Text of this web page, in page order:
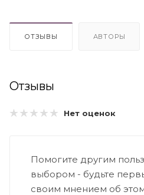
ОТЗЫВЫ АВТОРЫ
Отзывы
Нет оценок
Помогите другим
выбором - будьте
своим мнением об